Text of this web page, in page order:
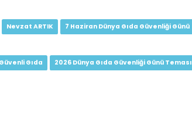
Nevzat ARTIK 7 Haziran Dünya Gıda Güvenliği Günü
Gıda 2026 Dünya Gıda Güvenliği Günü Teması